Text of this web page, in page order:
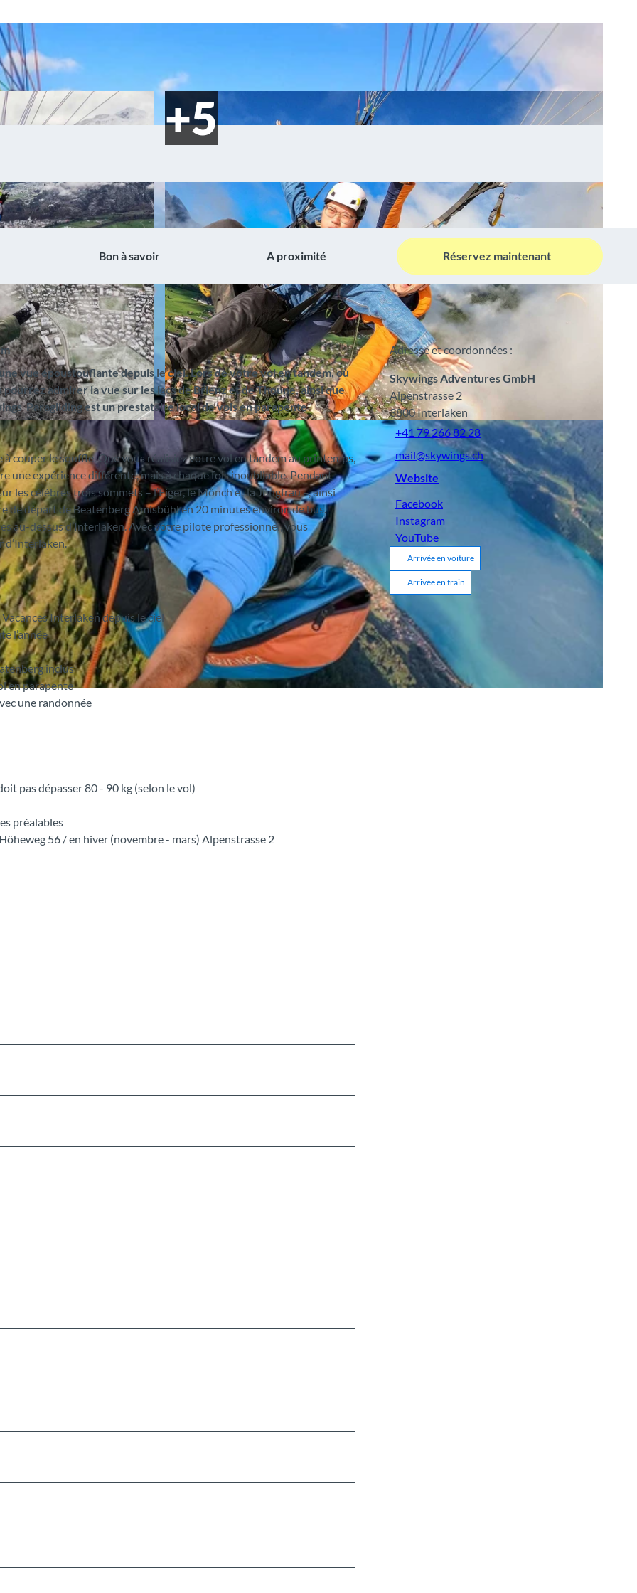
© CC-BY-SA
Bon à savoir A proximité Réservez maintenant
vue époustouflante depuis le ciel. Lors de votre vol en tandem, où
admirer la vue sur les lacs de Brienz et de Thoune, ainsi que
Paragliding est un prestataire local de vols en parapente
couper le souffle. Que vous réalisiez votre vol en tandem au printemps,
une expérience différente, mais à chaque fois inoubliable. Pendant
les célèbres trois sommets – l’Eiger, le Mönch et la Jungfrau –, ainsi
de départ de Beatenberg Amisbühl en 20 minutes environ de bus.
au-dessus d’Interlaken. Avec votre pilote professionnel, vous
Interlaken depuis le ciel
l’année
inclus
en parapente
une randonnée
pas dépasser 80 - 90 kg (selon le vol)
préalables
56 / en hiver (novembre - mars) Alpenstrasse 2
Adresse et coordonnées :
Skywings Adventures GmbH
Alpenstrasse 2
3800Interlaken
+41 79 266 82 28
mail@skywings.ch
Website
Facebook
Instagram
YouTube
Arrivée en voiture
Arrivée en train